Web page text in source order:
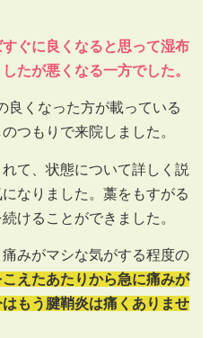
ぐに良くなると思って湿布
たが悪くなる一方でした。
良くなった方が載っている
つもりで来院しました。
て、状態について詳しく説
なりました。藁をもすがる
けることができました。
みがマシな気がする程度の
こえたあたりから急に痛みが
もう腱鞘炎は痛くありませ